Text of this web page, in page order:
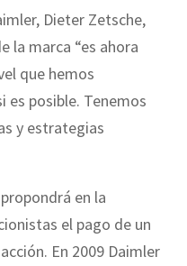
Dieter Zetsche,
la marca “es ahora
que hemos
es posible. Tenemos
y estrategias
en la
el pago de un
En 2009 Daimler